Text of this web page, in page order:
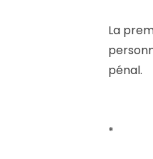
La
pénal.
*